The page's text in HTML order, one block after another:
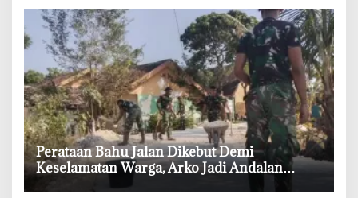
‎Perataan Bahu Jalan Dikebut Demi
Keselamatan Warga, Arko Jadi Andalan
Satgas TMMD Bojonegoro